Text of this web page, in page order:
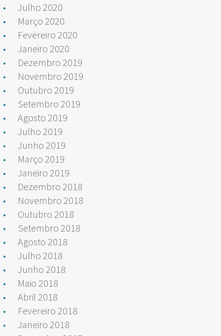
Julho 2020
Março 2020
Fevereiro 2020
Janeiro 2020
Dezembro 2019
Novembro 2019
Outubro 2019
Setembro 2019
Agosto 2019
Julho 2019
Junho 2019
Março 2019
Janeiro 2019
Dezembro 2018
Novembro 2018
Outubro 2018
Setembro 2018
Agosto 2018
Julho 2018
Junho 2018
Maio 2018
Abril 2018
Fevereiro 2018
Janeiro 2018